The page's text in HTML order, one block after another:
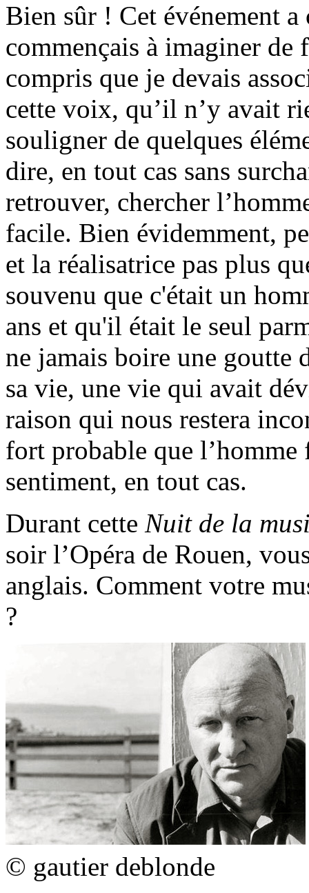
Bien sûr ! Cet événement a
commençais à imaginer de
compris que je devais
cette voix, qu’il n’y avait
souligner de quelques
dire, en tout cas sans
retrouver, chercher
facile. Bien évidemment,
et la réalisatrice pas plus
souvenu que c'était un
ans et qu'il était le seul
ne jamais boire une
sa vie, une vie qui avait
raison qui nous restera
fort probable que
sentiment, en tout cas.
Durant cette Nuit de la
soir l’Opéra de Rouen,
anglais. Comment votre
?
© gautier deblonde